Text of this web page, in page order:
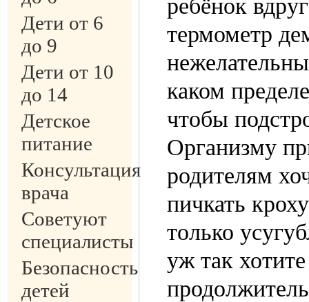
Дети от 6
до 9
Дети от 10
до 14
Детское
питание
Консультация
врача
Советуют
специалисты
Безопасность
детей
ребёнок
термометр
каком
чтобы
Организму
родителям
пичкать
только
уж так